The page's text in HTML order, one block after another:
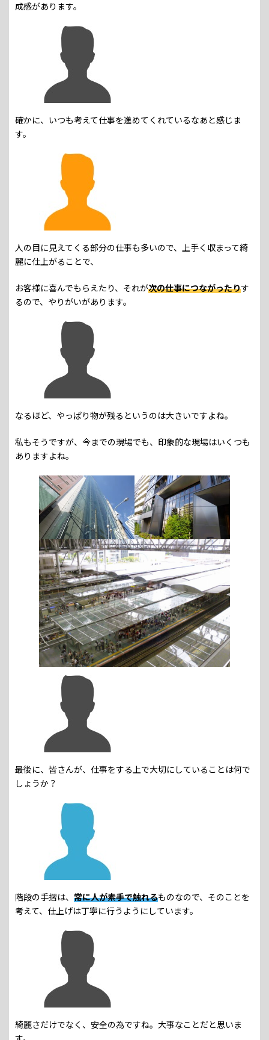
成感があります。
確かに、いつも考えて仕事を進めてくれているなあと感じま
す。
人の目に見えてくる部分の仕事も多いので、上手く収まって綺
麗に仕上がることで、
お客様に喜んでもらえたり、それが次の仕事につながったりす
るので、やりがいがあります。
なるほど、やっぱり物が残るというのは大きいですよね。
私もそうですが、今までの現場でも、印象的な現場はいくつも
ありますよね。
最後に、皆さんが、仕事をする上で大切にしていることは何で
しょうか？
階段の手摺は、 常に人が素手で触れるものなので、そのことを
考えて、仕上げは丁寧に行うようにしています。
綺麗さだけでなく、安全の為ですね。大事なことだと思いま